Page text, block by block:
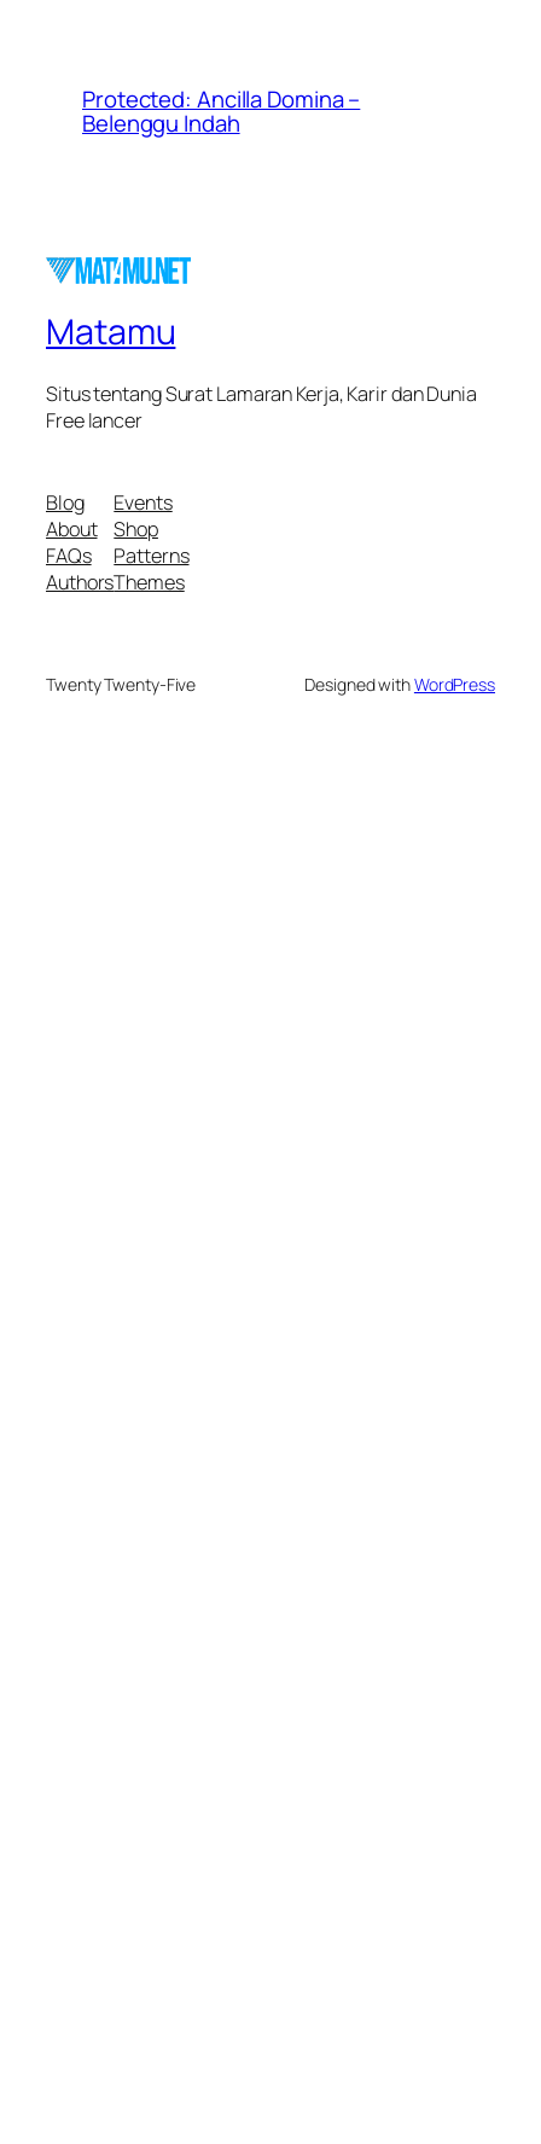
Protected: Ancilla Domina –
Belenggu Indah
Matamu
Situs tentang Surat Lamaran Kerja, Karir dan Dunia
Free lancer
Blog
About
FAQs
Authors
Events
Shop
Patterns
Themes
Twenty Twenty-Five Designed withWordPress